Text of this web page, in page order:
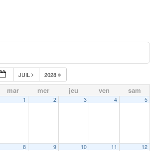
JUIL 2028
mar mer jeu ven sam
1 2 3 4 5
8 9 10 11 12